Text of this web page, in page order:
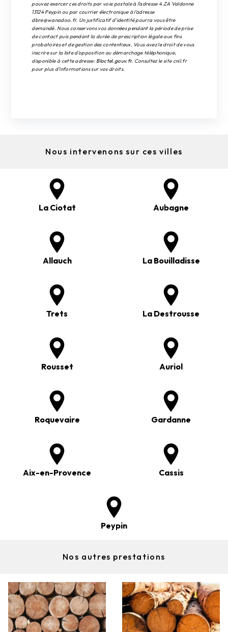
pouvez exercer ces droits par voie postale à l'adresse 4 ZA Valdonne
13124 Peypin ou par courrier électronique à l'adresse
dbre@wanadoo.fr. Un justificatif d'identité pourra vous être
demandé. Nous conservons vos données pendant la période de prise
de contact puis pendant la durée de prescription légale aux fins
probatoires et de gestion des contentieux. Vous avez le droit de vous
inscrire sur la liste d'opposition au démarchage téléphonique,
disponible à cette adresse: Bloctel.gouv.fr. Consultez le site cnil.fr
pour plus d’informations sur vos droits.
Nous intervenons sur ces villes
La Ciotat Aubagne
Allauch La Bouilladisse
Trets La Destrousse
Rousset Auriol
Roquevaire Gardanne
Aix-en-Provence Cassis
Peypin
Nos autres prestations